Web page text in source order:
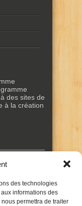
des technologies
informations des
permettra de traiter
des sites de
à la création